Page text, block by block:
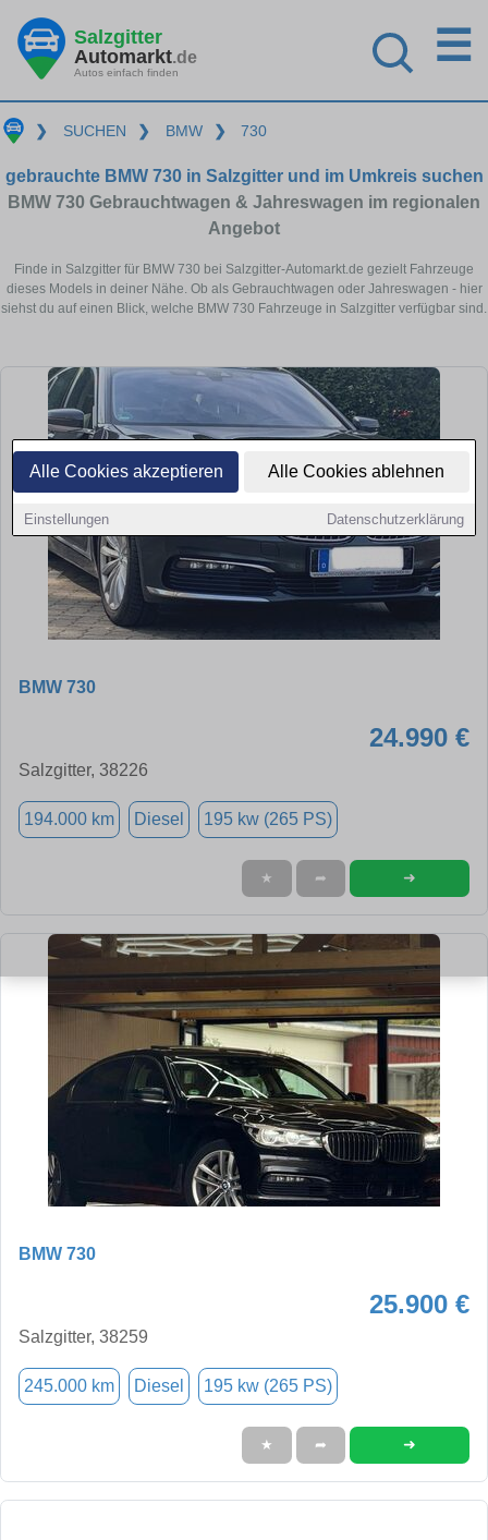
Alle Cookies akzeptieren Alle Cookies ablehnen
Einstellungen Datenschutzerklärung
Salzgitter
Automarkt.de
Autos einfach finden
☰
❯ SUCHEN ❯ BMW ❯ 730
gebrauchte BMW 730 in Salzgitter und im Umkreis suchen
BMW 730 Gebrauchtwagen & Jahreswagen im regionalen
Angebot
Finde in Salzgitter für BMW 730 bei Salzgitter-Automarkt.de gezielt Fahrzeuge
dieses Models in deiner Nähe. Ob als Gebrauchtwagen oder Jahreswagen - hier
siehst du auf einen Blick, welche BMW 730 Fahrzeuge in Salzgitter verfügbar sind.
BMW 730
24.990 €
Salzgitter, 38226
194.000 km Diesel 195 kw (265 PS)
★ ➦ ➜
BMW 730
25.900 €
Salzgitter, 38259
245.000 km Diesel 195 kw (265 PS)
★ ➦ ➜